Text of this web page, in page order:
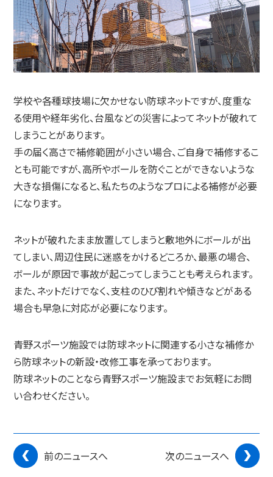
学校や各種球技場に欠かせない防球ネットですが、度重な
る使用や経年劣化、台風などの災害によってネットが破れて
しまうことがあります。
手の届く高さで補修範囲が小さい場合、ご自身で補修するこ
とも可能ですが、高所やボールを防ぐことができないような
大きな損傷になると、私たちのようなプロによる補修が必要
になります。
ネットが破れたまま放置してしまうと敷地外にボールが出
てしまい、周辺住民に迷惑をかけるどころか、最悪の場合、
ボールが原因で事故が起こってしまうことも考えられます。
また、ネットだけでなく、支柱のひび割れや傾きなどがある
場合も早急に対応が必要になります。
青野スポーツ施設では防球ネットに関連する小さな補修か
ら防球ネットの新設・改修工事を承っております。
防球ネットのことなら青野スポーツ施設までお気軽にお問
い合わせください。
前のニュースへ 次のニュースへ